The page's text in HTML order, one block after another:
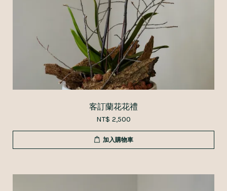
客訂蘭花花禮
NT$ 2,500
加入購物車